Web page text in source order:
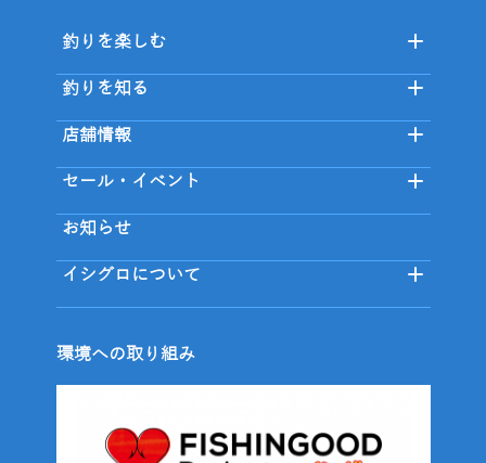
釣りを楽しむ
釣りを知る
店舗情報
セール・イベント
お知らせ
イシグロについて
環境への取り組み